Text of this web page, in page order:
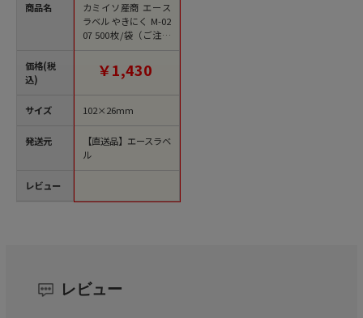
商品名
価格(税
込)
サイズ
発送元
レビュー
カミイソ産商 エース
ラベル やきにく M-02
07 500枚/袋（ご注文
単位1袋）【直送品】
￥1,430
102×26mm
【直送品】エースラベ
ル
レビュー